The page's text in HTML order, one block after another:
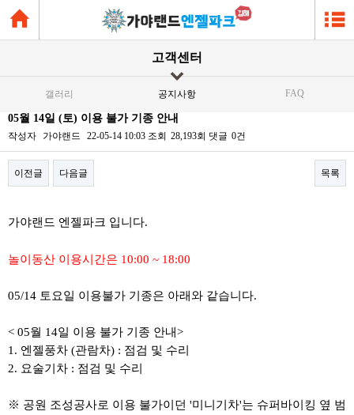
고객센터
갤러리 공지사항 FAQ
05월 14일 (토) 이용 불가 기종 안내
작성자 가야랜드 22-05-14 10:03 조회 28,193회 댓글 0건
이전글 다음글 목록
가야랜드 엔젤파크 입니다.
놀이동산 이용시간은 10:00 ~ 18:00
05/14 토요일 이용불가 기종은 아래와 같습니다.
< 05월 14일 이용 불가 기종 안내>
1. 엔젤풍차 (관람차) : 점검 및 수리
2. 요술기차 : 점검 및 수리
※ 공원 조성공사로 이용 불가이던 '미니기차'는 슈퍼바이킹 옆 범